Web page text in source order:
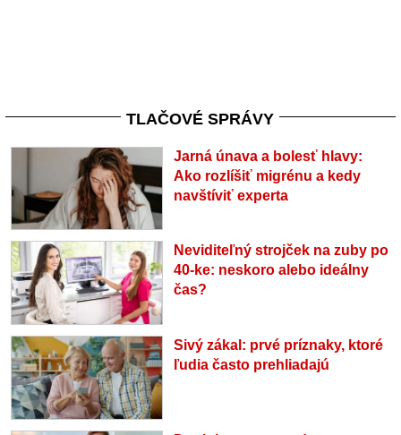
TLAČOVÉ SPRÁVY
Jarná únava a bolesť hlavy:
Ako rozlíšiť migrénu a kedy
navštíviť experta
Neviditeľný strojček na zuby po
40-ke: neskoro alebo ideálny
čas?
Sivý zákal: prvé príznaky, ktoré
ľudia často prehliadajú